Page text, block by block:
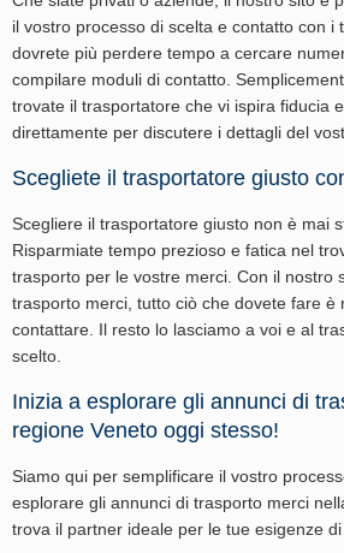
il vostro processo di scelta e contatto con i
dovrete più perdere tempo a cercare
compilare moduli di contatto.
trovate il trasportatore che vi ispira fiducia
direttamente per discutere i dettagli del
Scegliete il trasportatore giusto
Scegliere il trasportatore giusto non è mai
Risparmiate tempo prezioso e fatica nel
trasporto per le vostre merci. Con il nostro
trasporto merci, tutto ciò che dovete fare è
contattare. Il resto lo lasciamo a voi e al
scelto.
Inizia a esplorare gli annunci di
regione Veneto oggi stesso!
Siamo qui per semplificare il vostro
esplorare gli annunci di trasporto merci
trova il partner ideale per le tue esigenze